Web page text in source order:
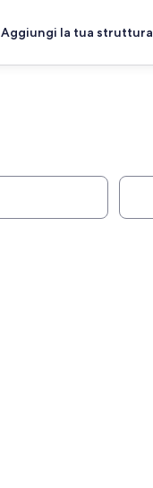
Aggiungi la tua struttura